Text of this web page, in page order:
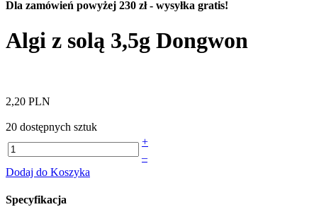
Dla zamówień powyżej 230 zł - wysyłka gratis!
Algi z solą 3,5g Dongwon
2,20 PLN
20 dostępnych sztuk
+
–
Dodaj do Koszyka
Specyfikacja